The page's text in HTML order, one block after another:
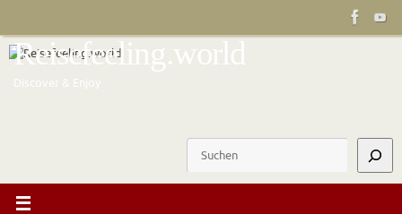
springen
Reisefeeling.world
Discover & Enjoy